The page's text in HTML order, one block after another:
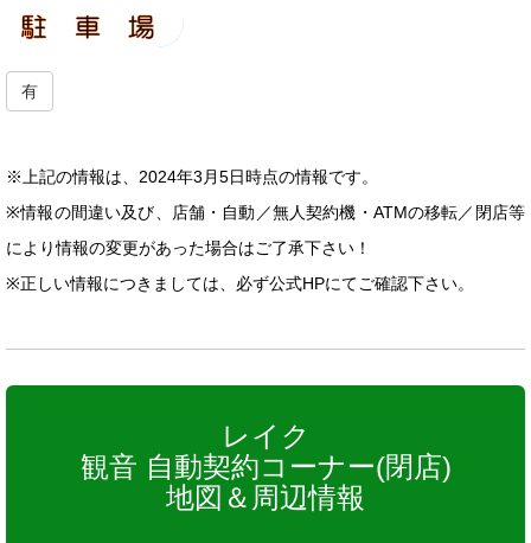
有
※上記の情報は、2024年3月5日時点の情報です。
※情報の間違い及び、店舗・自動／無人契約機・ATMの移転／閉店等
により情報の変更があった場合はご了承下さい！
※正しい情報につきましては、必ず公式HPにてご確認下さい。
レイク
観音 自動契約コーナー(閉店)
地図＆周辺情報